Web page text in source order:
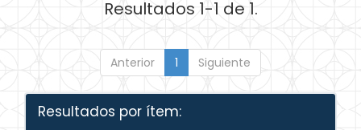
Resultados 1-1 de 1.
Anterior 1 Siguiente
Resultados por ítem: